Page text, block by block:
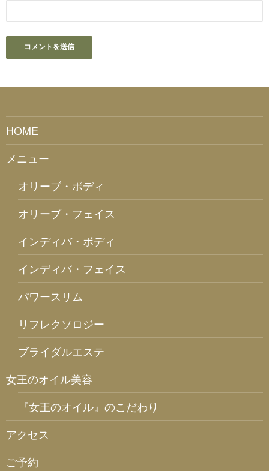
HOME
メニュー
オリーブ・ボディ
オリーブ・フェイス
インディバ・ボディ
インディバ・フェイス
パワースリム
リフレクソロジー
ブライダルエステ
女王のオイル美容
『女王のオイル』のこだわり
アクセス
ご予約